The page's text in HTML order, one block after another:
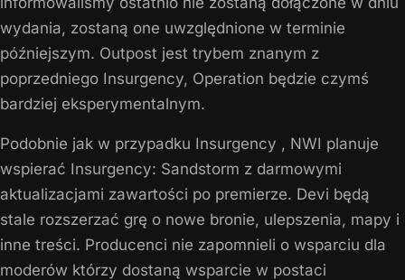
wydania, zostaną one uwzględnione w terminie
późniejszym. Outpost jest trybem znanym z
poprzedniego Insurgency, Operation będzie czymś
bardziej eksperymentalnym.
Podobnie jak w przypadku Insurgency , NWI planuje
wspierać Insurgency: Sandstorm z darmowymi
aktualizacjami zawartości po premierze. Devi będą
stale rozszerzać grę o nowe bronie, ulepszenia, mapy i
inne treści. Producenci nie zapomnieli o wsparciu dla
moderów którzy dostaną wsparcie w postaci